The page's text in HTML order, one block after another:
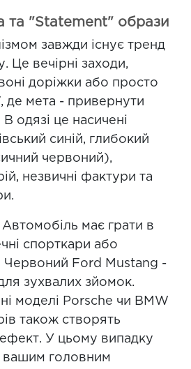
та "Statement" образи
завжди існує тренд
Це вечірні заходи,
доріжки або просто
де мета - привернути
одязі це насичені
синій, глибокий
червоний),
незвичні фактури та
має грати в
спорткари або
Червоний Ford Mustang -
зухвалих зйомок.
моделі Porsche чи BMW
також створять
У цьому випадку
вашим головним